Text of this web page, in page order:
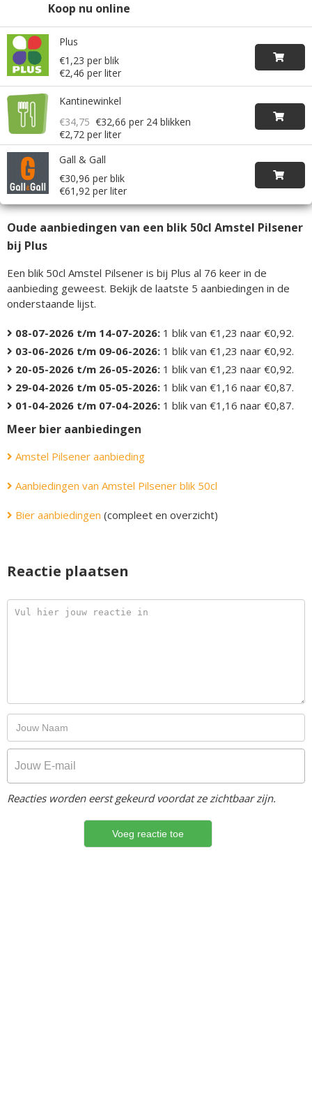
Koop nu online
Plus
€1,23 per blik
€2,46 per liter
Kantinewinkel
€34,75 €32,66 per 24 blikken
€2,72 per liter
Gall & Gall
€30,96 per blik
€61,92 per liter
Oude aanbiedingen van een blik 50cl Amstel Pilsener
bij Plus
Een blik 50cl Amstel Pilsener is bij Plus al 76 keer in de
aanbieding geweest. Bekijk de laatste 5 aanbiedingen in de
onderstaande lijst.
08-07-2026 t/m 14-07-2026: 1 blik van €1,23 naar €0,92.
03-06-2026 t/m 09-06-2026: 1 blik van €1,23 naar €0,92.
20-05-2026 t/m 26-05-2026: 1 blik van €1,23 naar €0,92.
29-04-2026 t/m 05-05-2026: 1 blik van €1,16 naar €0,87.
01-04-2026 t/m 07-04-2026: 1 blik van €1,16 naar €0,87.
Meer bier aanbiedingen
Amstel Pilsener aanbieding
Aanbiedingen van Amstel Pilsener blik 50cl
Bier aanbiedingen (compleet en overzicht)
Reactie plaatsen
Reacties worden eerst gekeurd voordat ze zichtbaar zijn.